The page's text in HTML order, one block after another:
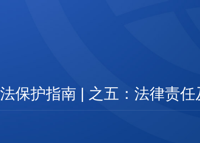
保护指南 | 之五：法律责任